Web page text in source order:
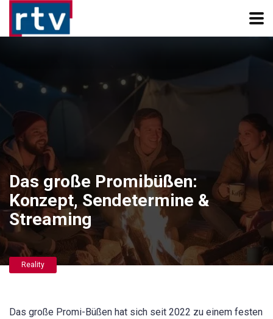
Das große Promibüßen:
Konzept, Sendetermine &
Streaming
Reality
Das große Promi-Büßen hat sich seit 2022 zu einem festen